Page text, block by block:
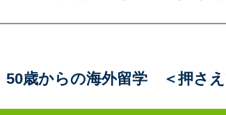
50歳からの海外留学 ＜押さ